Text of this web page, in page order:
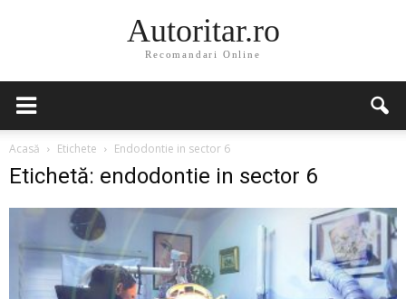
Autoritar.ro
Recomandari Online
Acasă Etichete Endodontie in sector 6
Etichetă: endodontie in sector 6